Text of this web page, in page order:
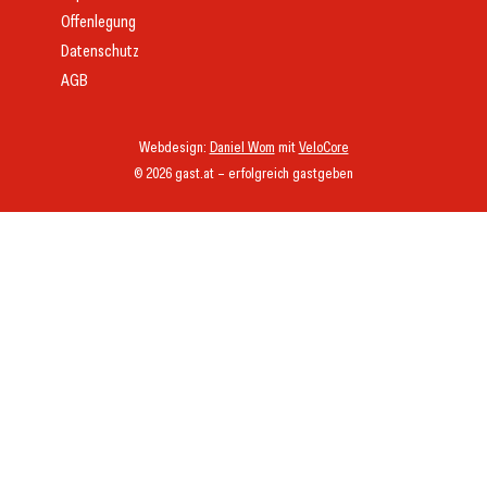
© 2026 gast.at – erfolgreich gastgeben
Webdesign: Daniel Wom mitVeloCore
Offenlegung
Datenschutz
AGB